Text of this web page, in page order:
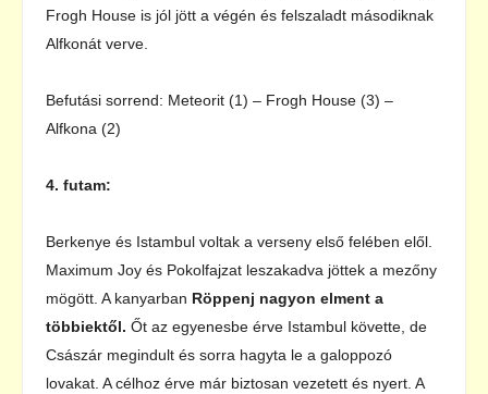
Frogh House is jól jött a végén és felszaladt másodiknak
Alfkonát verve.
Befutási sorrend: Meteorit (1) – Frogh House (3) –
Alfkona (2)
4. futam:
Berkenye és Istambul voltak a verseny első felében elől.
Maximum Joy és Pokolfajzat leszakadva jöttek a mezőny
mögött. A kanyarban Röppenj nagyon elment a
többiektől. Őt az egyenesbe érve Istambul követte, de
Császár megindult és sorra hagyta le a galoppozó
lovakat. A célhoz érve már biztosan vezetett és nyert. A